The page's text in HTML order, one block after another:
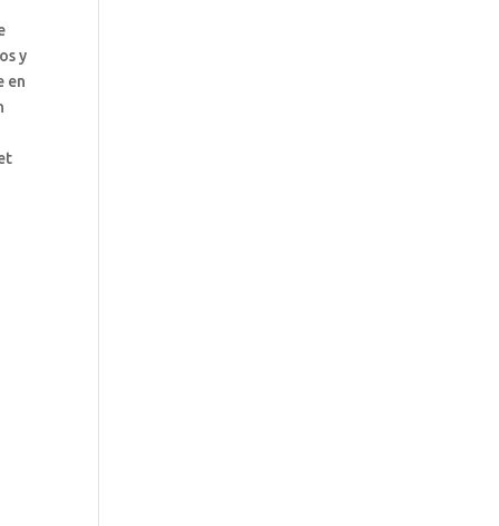
y
en